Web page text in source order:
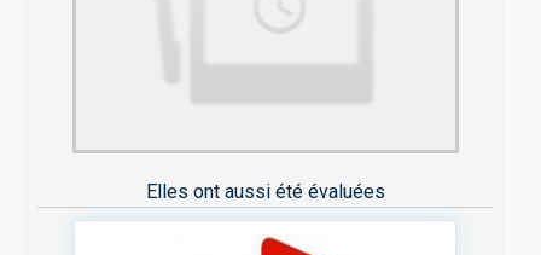
Elles ont aussi été évaluées